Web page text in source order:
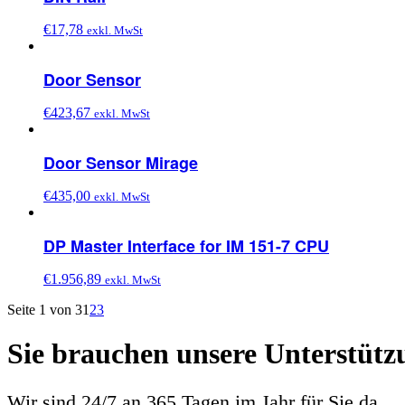
€17,78 exkl. MwSt
Door Sensor
€423,67 exkl. MwSt
Door Sensor Mirage
€435,00 exkl. MwSt
DP Master Interface for IM 151-7 CPU
€1.956,89 exkl. MwSt
Seite 1 von 31 23
Sie brauchen unsere